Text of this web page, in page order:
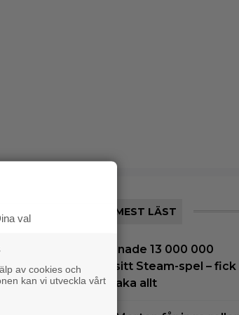
MEST LÄST
18-åring tjänade 13 000 000
kronor på sitt Steam-spel – fick
betala tillbaka allt
val
av cookies och
kan vi utveckla vårt